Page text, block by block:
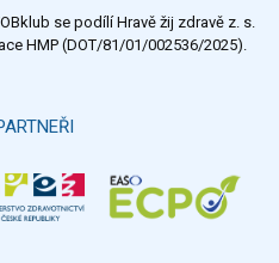
se podílí Hravě žij zdravě z. s.
HMP (DOT/81/01/002536/2025).